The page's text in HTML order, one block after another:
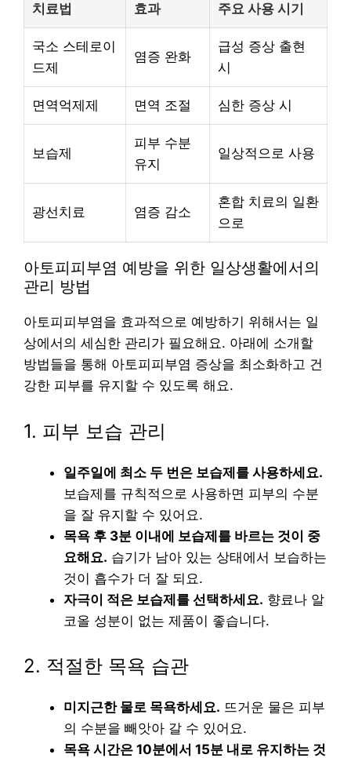
치료법 효과 주요 사용 시기
국소 스테로이
드제
염증 완화
급성 증상 출현
시
면역억제제 면역 조절 심한 증상 시
보습제
피부 수분
유지
일상적으로 사용
광선치료 염증 감소
혼합 치료의 일환
으로
아토피피부염 예방을 위한 일상생활에서의
관리 방법
아토피피부염을 효과적으로 예방하기 위해서는 일
상에서의 세심한 관리가 필요해요. 아래에 소개할
방법들을 통해 아토피피부염 증상을 최소화하고 건
강한 피부를 유지할 수 있도록 해요.
1. 피부 보습 관리
일주일에 최소 두 번은 보습제를 사용하세요.
보습제를 규칙적으로 사용하면 피부의 수분
을 잘 유지할 수 있어요.
목욕 후 3분 이내에 보습제를 바르는 것이 중
요해요. 습기가 남아 있는 상태에서 보습하는
것이 흡수가 더 잘 되요.
자극이 적은 보습제를 선택하세요. 향료나 알
코올 성분이 없는 제품이 좋습니다.
2. 적절한 목욕 습관
미지근한 물로 목욕하세요. 뜨거운 물은 피부
의 수분을 빼앗아 갈 수 있어요.
목욕 시간은 10분에서 15분 내로 유지하는 것